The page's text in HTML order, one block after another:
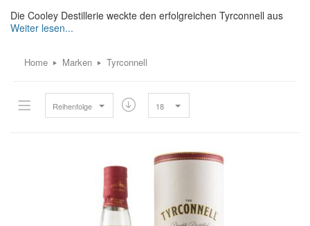
Die Cooley Destillerie weckte den erfolgreichen Tyrconnell aus
dem Dornröschenschlaf, als sie 1922 ihr Debüt in der Single Malt
verhalf der damals noch jungen Cooley Destillerie zu großem
Erfolg.
Den Tyrconnell Malt zeichnet eine perfekte Verschmelzung von
Malz und fruchtigem Sherry aus. Nach irischer Tradition werden
daraus resultierende Whiskey lagert dann zur Vollendung in
Eichenfässern, im 200 Jahre alten Lagerhaus. Dort entwickelt der
Tyrconnell seinen vollendeten Geschmack und die
charakteristischen Aromen wie Honig, Orangen, Malz und die
harmonische süße Note können sich frei entfalten.
Home Marken Tyrconnell
18
Reihenfolge